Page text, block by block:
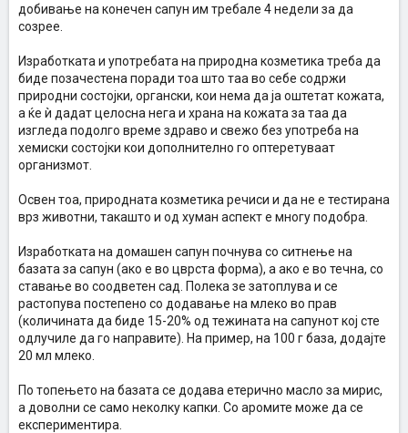
добивање на конечен сапун им требале 4 недели за да
созрее.
Изработката и употребата на природна козметика треба да
биде позачестена поради тоа што таа во себе содржи
природни состојки, органски, кои нема да ја оштетат кожата,
а ќе ѝ дадат целосна нега и храна на кожата за таа да
изгледа подолго време здраво и свежо без употреба на
хемиски состојки кои дополнително го оптеретуваат
организмот.
Освен тоа, природната козметика речиси и да не е тестирана
врз животни, такашто и од хуман аспект е многу подобра.
Изработката на домашен сапун почнува со ситнење на
базата за сапун (ако е во цврста форма), а ако е во течна, со
ставање во соодветен сад. Полека зе затоплува и се
растопува постепено со додавање на млеко во прав
(количината да биде 15-20% од тежината на сапунот кој сте
одлучиле да го направите). На пример, на 100 г база, додајте
20 мл млеко.
По топењето на базата се додава етерично масло за мирис,
а доволни се само неколку капки. Со аромите може да се
експериментира.